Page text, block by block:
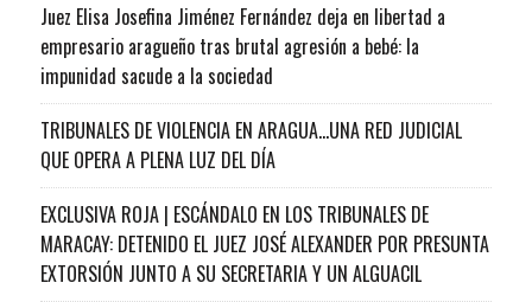
Juez Elisa Josefina Jiménez Fernández deja en libertad a
empresario aragueño tras brutal agresión a bebé: la
impunidad sacude a la sociedad
TRIBUNALES DE VIOLENCIA EN ARAGUA…UNA RED JUDICIAL
QUE OPERA A PLENA LUZ DEL DÍA
EXCLUSIVA ROJA | ESCÁNDALO EN LOS TRIBUNALES DE
MARACAY: DETENIDO EL JUEZ JOSÉ ALEXANDER POR PRESUNTA
EXTORSIÓN JUNTO A SU SECRETARIA Y UN ALGUACIL